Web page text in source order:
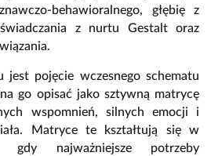
behawioralnego, głębię z
z nurtu Gestalt oraz
jest pojęcie wczesnego schematu
go opisać jako sztywną matrycę
wspomnień, silnych emocji i
Matryce te kształtują się w
gdy najważniejsze potrzeby